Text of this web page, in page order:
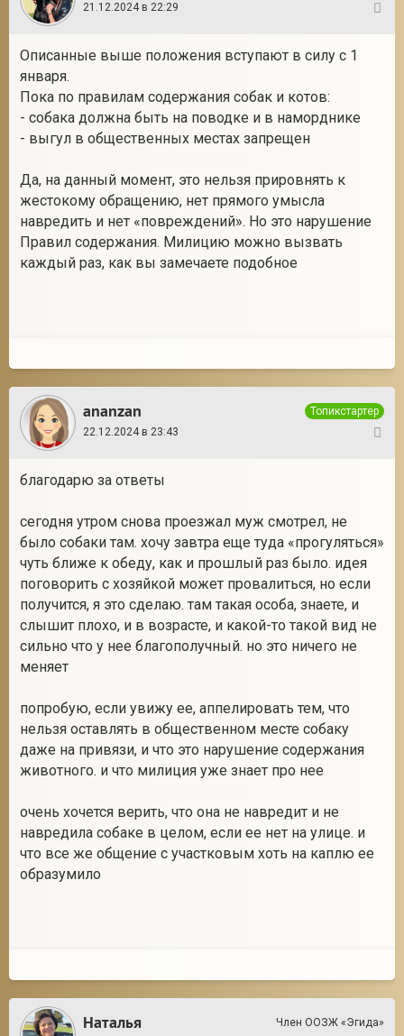
21.12.2024 в 22:29
Описанные выше положения вступают в силу с 1
января.
Пока по правилам содержания собак и котов:
- собака должна быть на поводке и в наморднике
- выгул в общественных местах запрещен
Да, на данный момент, это нельзя прировнять к
жестокому обращению, нет прямого умысла
навредить и нет «повреждений». Но это нарушение
Правил содержания. Милицию можно вызвать
каждый раз, как вы замечаете подобное
ananzan
Топикстартер
22.12.2024 в 23:43
благодарю за ответы
сегодня утром снова проезжал муж смотрел, не
было собаки там. хочу завтра еще туда «прогуляться»
чуть ближе к обеду, как и прошлый раз было. идея
поговорить с хозяйкой может провалиться, но если
получится, я это сделаю. там такая особа, знаете, и
слышит плохо, и в возрасте, и какой-то такой вид не
сильно что у нее благополучный. но это ничего не
меняет
попробую, если увижу ее, аппелировать тем, что
нельзя оставлять в общественном месте собаку
даже на привязи, и что это нарушение содержания
животного. и что милиция уже знает про нее
очень хочется верить, что она не навредит и не
навредила собаке в целом, если ее нет на улице. и
что все же общение с участковым хоть на каплю ее
образумило
Наталья
Член ООЗЖ «Эгида»